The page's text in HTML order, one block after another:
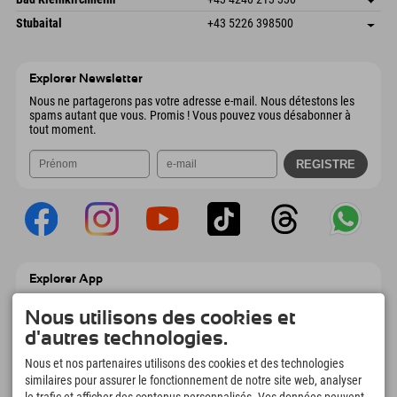
Autriche
Réservation
Dorfstraße 24
Enregistrer l'adresse
Stubaital +43 5226 398500
Explorer Newsletter
Nous ne partagerons pas votre adresse e-mail. Nous détestons les
spams autant que vous. Promis ! Vous pouvez vous désabonner à
tout moment.
Explorer App
Explorer à emporter avec aperçu de vos
réservations, liste de choses à faire, aperçu
des restaurants et bien plus encore.
Téléchargez-le maintenant !
Nous utilisons des cookies et
d'autres technologies.
Nous et nos partenaires utilisons des cookies et des technologies
similaires pour assurer le fonctionnement de notre site web, analyser